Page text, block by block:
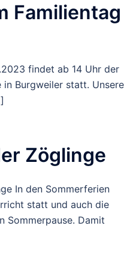
Familientag
findet ab 14 Uhr der
in Burgweiler statt. Unsere
Zöglinge
In den Sommerferien
statt und auch die
Sommerpause. Damit